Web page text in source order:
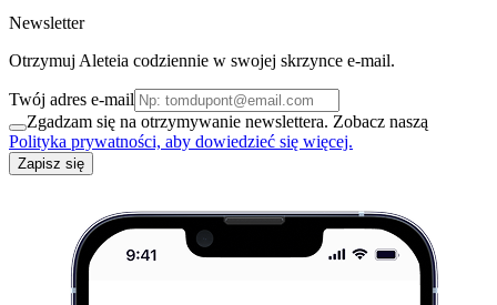
Newsletter
Otrzymuj Aleteia codziennie w swojej skrzynce e-mail.
Twój adres e-mail
Zgadzam się na otrzymywanie newslettera. Zobacz naszą
Polityka prywatności, aby dowiedzieć się więcej.
Zapisz się